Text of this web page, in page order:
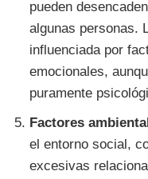
pueden
algunas personas.
influenciada por
emocionales,
puramente
Factores
el entorno social,
excesivas